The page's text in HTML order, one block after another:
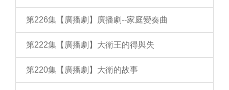
第226集【廣播劇】廣播劇--家庭變奏曲
第222集【廣播劇】大衛王的得與失
第220集【廣播劇】大衛的故事